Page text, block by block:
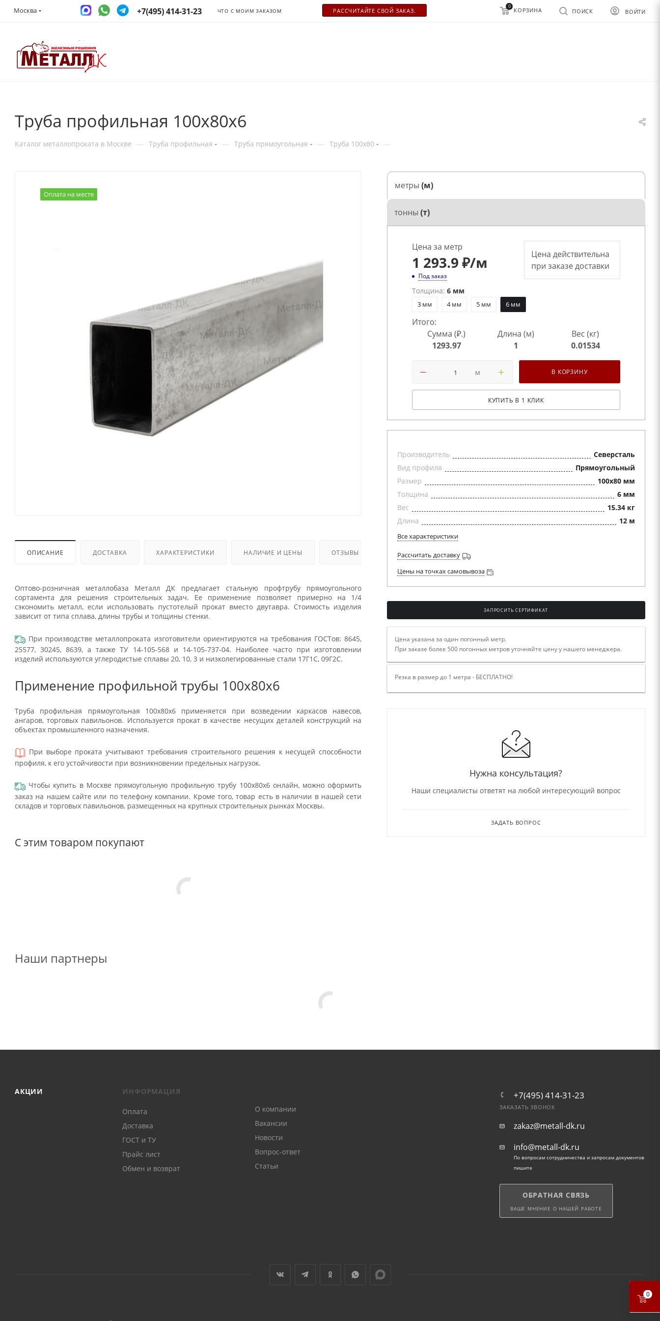
Москва +7(495) 414-31-23 ЧТО С МОИМ ЗАКАЗОМ РАСCЧИТАЙТЕ СВОЙ ЗАКАЗ. ВОЙТИ
ПОИСК
0
КОРЗИНА
Труба профильная 100х80х6
Каталог металлопроката в Москве — Труба профильная — Труба прямоугольная — Труба 100x80 —
Оплата на месте
ОПИСАНИЕ ДОСТАВКА ХАРАКТЕРИСТИКИ НАЛИЧИЕ И ЦЕНЫ ОТЗЫВЫ
Оптово-розничная металлобаза Металл ДК предлагает стальную профтрубу прямоугольного
сортамента для решения строительных задач. Ее применение позволяет примерно на 1/4
сэкономить металл, если использовать пустотелый прокат вместо двутавра. Стоимость изделия
зависит от типа сплава, длины трубы и толщины стенки.
При производстве металлопроката изготовители ориентируются на требования ГОСТов: 8645,
25577, 30245, 8639, а также ТУ 14-105-568 и 14-105-737-04. Наиболее часто при изготовлении
изделий используются углеродистые сплавы 20, 10, 3 и низколегированные стали 17Г1С, 09Г2С.
Применение профильной трубы 100х80х6
Труба профильная прямоугольная 100х80х6 применяется при возведении каркасов навесов,
ангаров, торговых павильонов. Используется прокат в качестве несущих деталей конструкций на
объектах промышленного назначения.
При выборе проката учитывают требования строительного решения к несущей способности
профиля, к его устойчивости при возникновении предельных нагрузок.
Чтобы купить в Москве прямоугольную профильную трубу 100х80х6 онлайн, можно оформить
заказ на нашем сайте или по телефону компании. Кроме того, товар есть в наличии в нашей сети
складов и торговых павильонов, размещенных на крупных строительных рынках Москвы.
С этим товаром покупают
метры (м)
тонны (т)
Цена за метр
1 293.9 ₽/м
Под заказ
Цена действительна
при заказе доставки
Толщина: 6 мм
3 мм 4 мм 5 мм 6 мм
Итого:
Сумма (₽.)
1293.97
Длина (м)
1
Вес (кг)
0.01534
м В КОРЗИНУ
КУПИТЬ В 1 КЛИК
Производитель
Северсталь
Вид профиля
Прямоугольный
Размер
100x80 мм
Толщина
6 мм
Вес
15.34 кг
Длина
12 м
Все характеристики
Рассчитать доставку
Цены на точках самовывоза
ЗАПРОСИТЬ СЕРТИФИКАТ
Цена указана за один погонный метр.
При заказе более 500 погонных метров уточняйте цену у нашего менеджера.
Резка в размер до 1 метра - БЕСПЛАТНО!
Нужна консультация?
Наши специалисты ответят на любой интересующий вопрос
ЗАДАТЬ ВОПРОС
Наши партнеры
АКЦИИ ИНФОРМАЦИЯ
Оплата
Доставка
ГОСТ и ТУ
Прайс лист
Обмен и возврат
О компании
Вакансии
Новости
Вопрос-ответ
Статьи
+7(495) 414-31-23
ЗАКАЗАТЬ ЗВОНОК
zakaz@metall-dk.ru
info@metall-dk.ru
По вопросам сотрудничества и запросам документов
пишите
ОБРАТНАЯ СВЯЗЬ
ВАШЕ МНЕНИЕ О НАШЕЙ РАБОТЕ
0